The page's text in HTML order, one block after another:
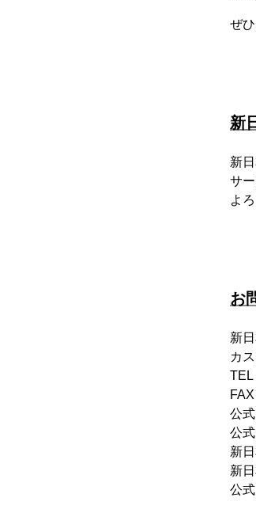
ぜ
新
新
サ
よ
お
新
カ
TEL
公
公
新
新
公